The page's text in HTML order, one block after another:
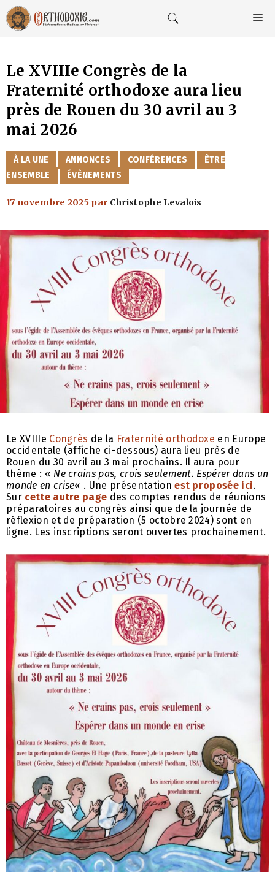
Aller
au
contenu
Le XVIIIe Congrès de la
Fraternité orthodoxe aura lieu
près de Rouen du 30 avril au 3
mai 2026
CATÉGORIES
À LA UNE ANNONCES CONFÉRENCES
ÊTRE
ENSEMBLE
ÉVÈNEMENTS
17 novembre 2025 par Christophe Levalois
Le XVIIIe Congrès de la Fraternité orthodoxe en Europe
occidentale (affiche ci-dessous) aura lieu près de
Rouen du 30 avril au 3 mai prochains. Il aura pour
thème : « Ne crains pas, crois seulement. Espérer dans un
monde en crise« . Une présentationest proposée ici.
Sur cette autre page des comptes rendus de réunions
préparatoires au congrès ainsi que de la journée de
réflexion et de préparation (5 octobre 2024) sont en
ligne. Les inscriptions seront ouvertes prochainement.